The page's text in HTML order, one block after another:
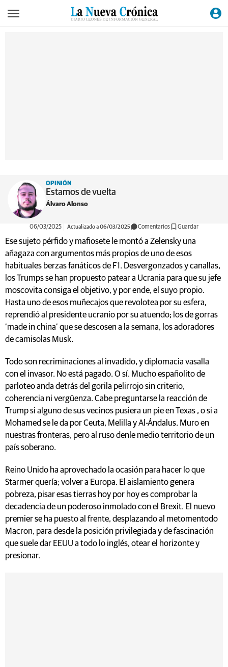
OPINIÓN
Estamos de vuelta
Álvaro Alonso
06/03/2025 Actualizado a 06/03/2025 Comentarios Guardar
Ese sujeto pérfido y mafiosete le montó a Zelensky una
añagaza con argumentos más propios de uno de esos
habituales berzas fanáticos de F1. Desvergonzados y canallas,
los Trumps se han propuesto patear a Ucrania para que su jefe
moscovita consiga el objetivo, y por ende, el suyo propio.
Hasta uno de esos muñecajos que revolotea por su esfera,
reprendió al presidente ucranio por su atuendo; los de gorras
‘made in china’ que se descosen a la semana, los adoradores
de camisolas Musk.
Todo son recriminaciones al invadido, y diplomacia vasalla
con el invasor. No está pagado. O sí. Mucho españolito de
parloteo anda detrás del gorila pelirrojo sin criterio,
coherencia ni vergüenza. Cabe preguntarse la reacción de
Trump si alguno de sus vecinos pusiera un pie en Texas , o si a
Mohamed se le da por Ceuta, Melilla y Al-Ándalus. Muro en
nuestras fronteras, pero al ruso denle medio territorio de un
país soberano.
Reino Unido ha aprovechado la ocasión para hacer lo que
Starmer quería; volver a Europa. El aislamiento genera
pobreza, pisar esas tierras hoy por hoy es comprobar la
decadencia de un poderoso inmolado con el Brexit. El nuevo
premier se ha puesto al frente, desplazando al metomentodo
Macron, para desde la posición privilegiada y de fascinación
que suele dar EEUU a todo lo inglés, otear el horizonte y
presionar.